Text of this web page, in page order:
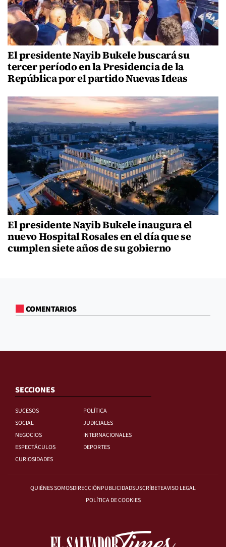
El presidente Nayib Bukele buscará su
tercer período en la Presidencia de la
República por el partido Nuevas Ideas
El presidente Nayib Bukele inaugura el
nuevo Hospital Rosales en el día que se
cumplen siete años de su gobierno
COMENTARIOS
SECCIONES
SUCESOS
POLÍTICA
SOCIAL
JUDICIALES
NEGOCIOS
INTERNACIONALES
ESPECTÁCULOS
DEPORTES
CURIOSIDADES
QUIÉNES SOMOSDIRECCIÓNPUBLICIDADSUSCRÍBETEAVISO LEGAL
POLÍTICA DE COOKIES